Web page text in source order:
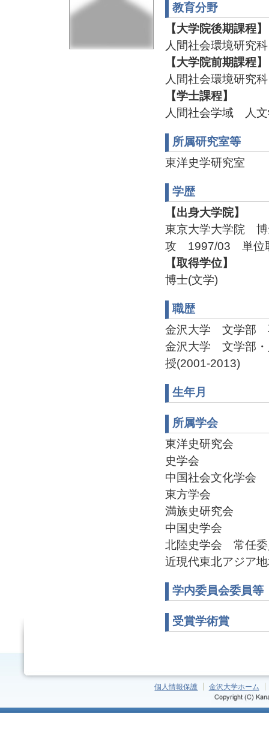
教育分野
【大学院後期課程】
人間社会環境研究
【大学院前期課程】
人間社会環境研究
【学士課程】
人間社会学域 人
所属研究室等
東洋史学研究室
学歴
【出身大学院】
東京大学大学院
攻 1997/03 単位
【取得学位】
博士(文学)
職歴
金沢大学 文学部
金沢大学 文学部・
授(2001-2013)
生年月
所属学会
東洋史研究会
史学会
中国社会文化学会
東方学会
満族史研究会
中国史学会
北陸史学会 常任委
近現代東北アジア
学内委員会委員等
受賞学術賞
個人情報保護 金沢大学ホーム